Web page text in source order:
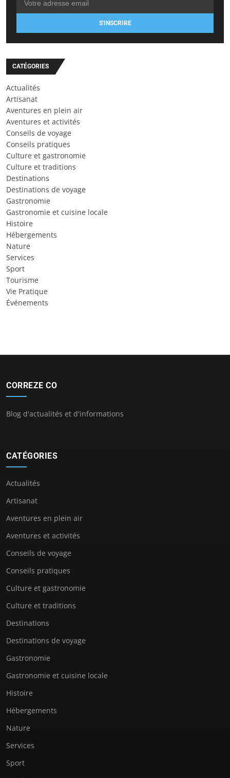
S'INSCRIRE
CATÉGORIES
Actualités
Artisanat
Aventures en plein air
Aventures et activités
Conseils de voyage
Conseils pratiques
Culture et gastronomie
Culture et traditions
Destinations
Destinations de voyage
Gastronomie
Gastronomie et cuisine locale
Histoire
Hébergements
Nature
Services
Sport
Tourisme
Vie Pratique
Événements
CORREZE CO
Blog d'actualités et d'informations
CATÉGORIES
Actualités
Artisanat
Aventures en plein air
Aventures et activités
Conseils de voyage
Conseils pratiques
Culture et gastronomie
Culture et traditions
Destinations
Destinations de voyage
Gastronomie
Gastronomie et cuisine locale
Histoire
Hébergements
Nature
Services
Sport